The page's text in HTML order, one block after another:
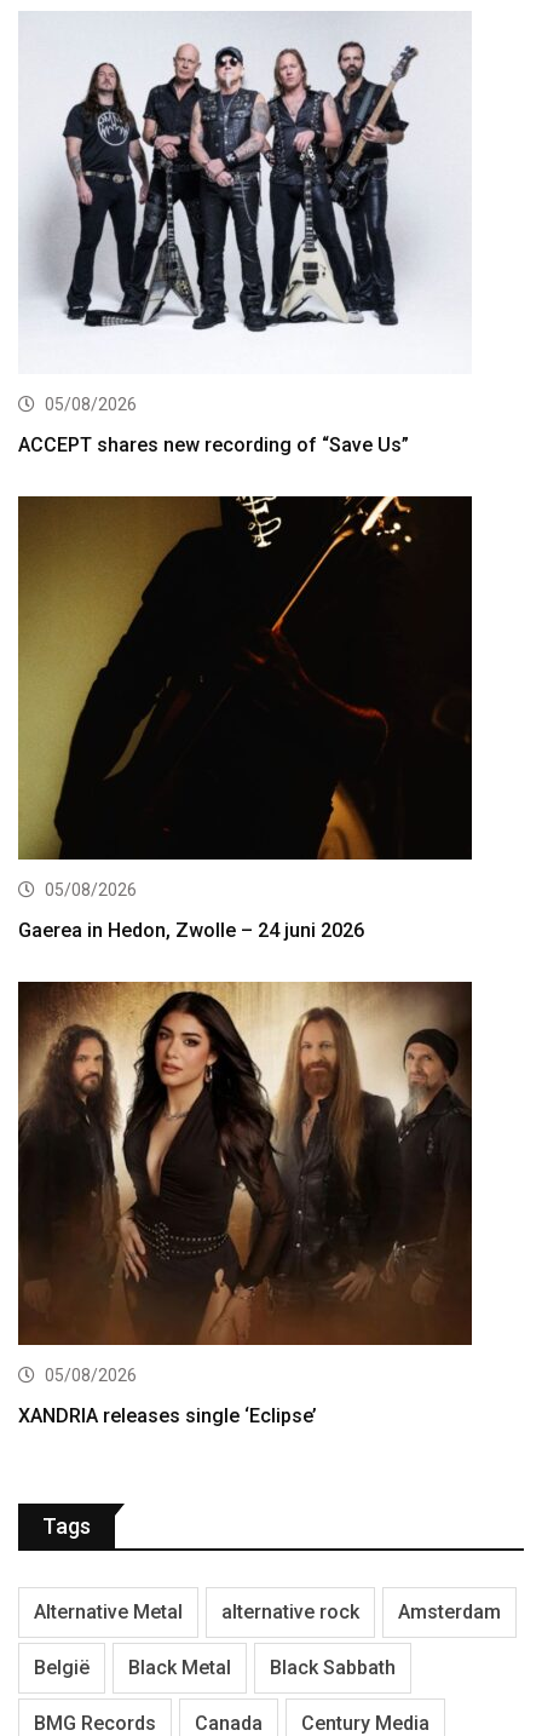
05/08/2026
ACCEPT shares new recording of “Save Us”
05/08/2026
Gaerea in Hedon, Zwolle – 24 juni 2026
05/08/2026
XANDRIA releases single ‘Eclipse’
Tags
Alternative Metal alternative rock Amsterdam
België Black Metal Black Sabbath
BMG Records Canada Century Media